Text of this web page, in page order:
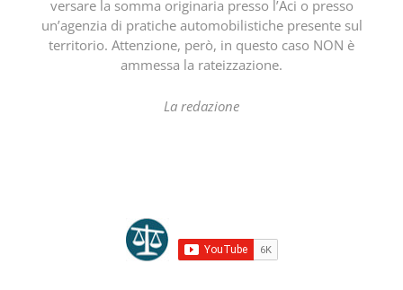
versare la somma originaria presso l’Aci o presso
un’agenzia di pratiche automobilistiche presente sul
territorio. Attenzione, però, in questo caso NON è
ammessa la rateizzazione.
La redazione